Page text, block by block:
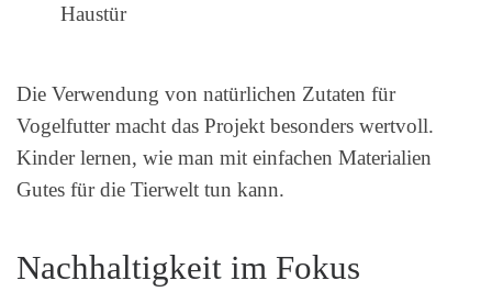
Haustür
Die Verwendung von natürlichen Zutaten für
Vogelfutter macht das Projekt besonders wertvoll.
Kinder lernen, wie man mit einfachen Materialien
Gutes für die Tierwelt tun kann.
Nachhaltigkeit im Fokus